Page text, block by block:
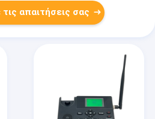
απαιτήσεις σας